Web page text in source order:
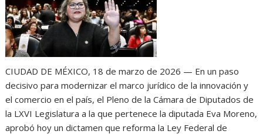
CIUDAD DE MÉXICO, 18 de marzo de 2026 — En un paso
decisivo para modernizar el marco jurídico de la innovación y
el comercio en el país, el Pleno de la Cámara de Diputados de
la LXVI Legislatura a la que pertenece la diputada Eva Moreno,
aprobó hoy un dictamen que reforma la Ley Federal de